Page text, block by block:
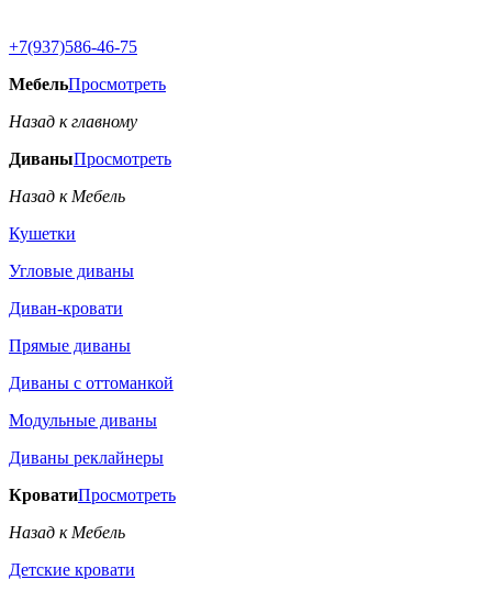
+7(937)586-46-75
МебельПросмотреть
Назад к главному
ДиваныПросмотреть
Назад к Мебель
Кушетки
Угловые диваны
Диван-кровати
Прямые диваны
Диваны с оттоманкой
Модульные диваны
Диваны реклайнеры
КроватиПросмотреть
Назад к Мебель
Детские кровати